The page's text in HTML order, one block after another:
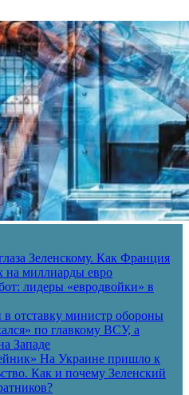
Зеленскому. Как Франция
на миллиарды евро
лидеры «евродвойки» в
отставку министр обороны
по главкому ВСУ, а
Западе
На Украине пришло к
Как и почему Зеленский